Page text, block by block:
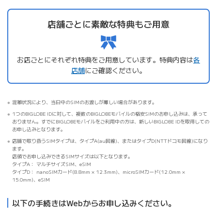
店舗ごとに素敵な特典もご用意
お店ごとにそれぞれ特典をご用意しています。特典内容は各
店舗にご確認ください。
混雑状況により、当日中のSIMのお渡しが難しい場合があります。
1つのBIGLOBE IDに対して、複数のBIGLOBEモバイルの格安SIMのお申し込みは、承って
おりません。すでにBIGLOBEモバイルをご利用中の方は、新しいBIGLOBE IDを取得しての
お申し込みとなります。
店舗で取り扱うSIMタイプは、タイプA(au回線)、またはタイプD(NTTドコモ回線)になり
ます。
店頭でお申し込みできるSIMサイズは以下となります。
タイプA
マルチサイズSIM、eSIM
タイプD
nanoSIMカード(8.8mm × 12.3mm)、microSIMカード(12.0mm ×
15.0mm)、eSIM
以下の手続きはWebからお申し込みください。